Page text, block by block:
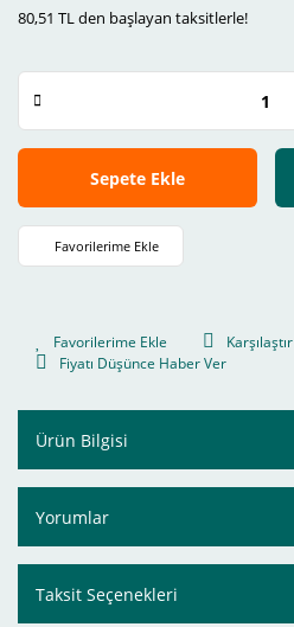
80,51 TL den başlayan taksitlerle!
Sepete Ekle
Karşılaştır
Fiyatı Düşünce Haber Ver
Ürün Bilgisi
Yorumlar
Taksit Seçenekleri